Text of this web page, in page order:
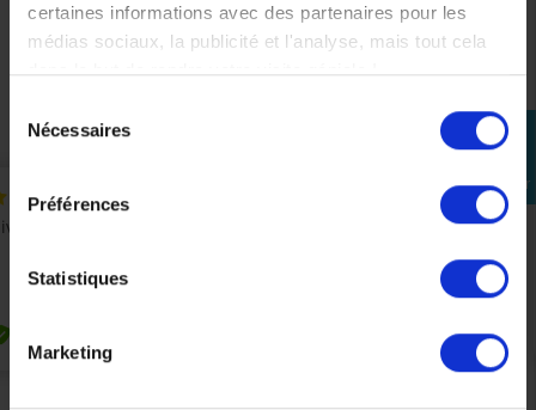
certaines informations avec des partenaires pour les
médias sociaux, la publicité et l'analyse, mais tout cela
dans le but de rendre votre visite géniale !
Nécessaires
Préférences
Statistiques
Marketing
perm_identity
connecter
Retour en haut